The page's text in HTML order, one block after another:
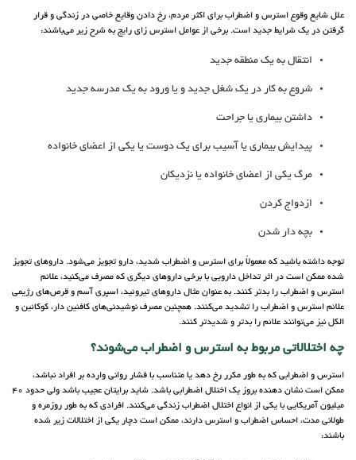
علل شایع وقوع استرس و اضطراب برای اکثر مردم، رخ دادن وقایع خاصی در زندگی و قرار
گرفتن در یک شرایط جدید است. برخی از عوامل استرس زای رایج به شرح زیر می‌باشند:
انتقال به یک منطقه جدید
شروع به کار در یک شغل جدید و یا ورود به یک مدرسه جدید
داشتن بیماری یا جراحت
پیدایش بیماری یا آسیب برای یک دوست یا یکی از اعضای خانواده
مرگ یکی از اعضای خانواده یا نزدیکان
ازدواج کردن
بچه دار شدن
توجه داشته باشید که معمولاً برای استرس و اضطراب شدید، دارو تجویز می‌شود. داروهای تجویز
شده ممکن است در اثر تداخل دارویی با برخی داروهای دیگری که مصرف می‌کنید، علائم
استرس و اضطراب را بدتر کنند. به عنوان مثال داروهای تیروئید، اسپری آسم و قرص‌های رژیمی
علائم استرس و اضطراب را تشدید می‌کنند. همچنین مصرف نوشیدنی‌های کافئین دار، کوکائین و
الکل نیز می‌توانند علائم را بدتر و شدیدتر کنند.
چه اختلالاتی مربوط به استرس و اضطراب می‌شوند؟
استرس و اضطرابی که به طور مکرر رخ دهد یا متناسب با فشار روانی وارده بر افراد نباشد،
ممکن است نشان دهنده بروز یک اختلال اضطرابی باشد. شاید برایتان عجیب باشد ولی حدود 40
میلیون آمریکایی با یکی از انواع اختلال اضطراب زندگی می‌کنند. افرادی که به طور روزمره و
طولانی مدت، احساس اضطراب و استرس دارند، ممکن است دچار یکی از اختلالات زیر شده
باشند: